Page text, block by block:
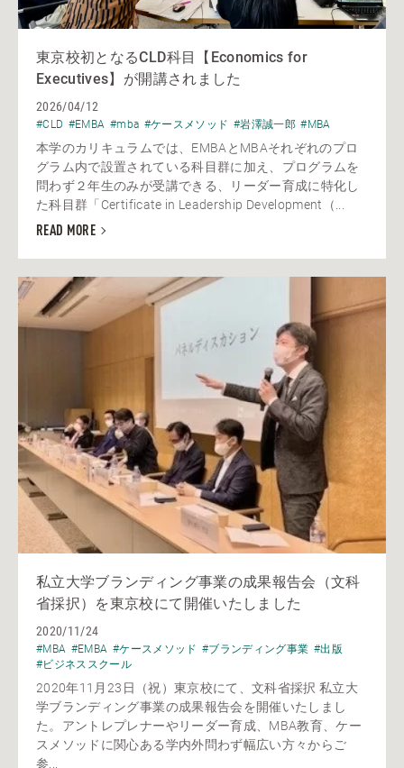
東京校初となるCLD科目【Economics for
Executives】が開講されました
2026/04/12
#CLD #EMBA #mba #ケースメソッド #岩澤誠一郎 #MBA
本学のカリキュラムでは、EMBAとMBAそれぞれのプロ
グラム内で設置されている科目群に加え、プログラムを
問わず２年生のみが受講できる、リーダー育成に特化し
た科目群「Certificate in Leadership Development（...
READ MORE
私立大学ブランディング事業の成果報告会（文科
省採択）を東京校にて開催いたしました
2020/11/24
#MBA #EMBA #ケースメソッド #ブランディング事業 #出版
#ビジネススクール
2020年11月23日（祝）東京校にて、文科省採択 私立大
学ブランディング事業の成果報告会を開催いたしまし
た。アントレプレナーやリーダー育成、MBA教育、ケー
スメソッドに関心ある学内外問わず幅広い方々からご
参...